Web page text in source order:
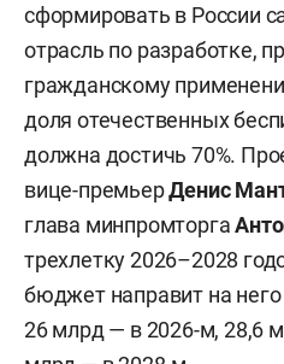
сформировать в России
отрасль по разработке,
гражданскому
доля отечественных
должна достичь 70%.
вице-премьерДенис
глава минпромторга
трехлетку 2026–2028
бюджет направит на
26 млрд — в 2026-м, 28,6